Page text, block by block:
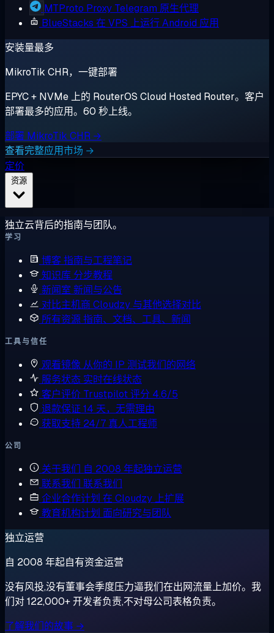
MTProto Proxy Telegram 原生代理
BlueStacks 在 VPS 上运行 Android 应用
安装量最多
MikroTik CHR，一键部署
EPYC + NVMe 上的 RouterOS Cloud Hosted Router。客户
部署最多的应用。60 秒上线。
部署 MikroTik CHR →
查看完整应用市场 →
定价
独立云背后的指南与团队。
学习
博客指南与工程笔记
知识库 分步教程
新闻室 新闻与公告
对比主机商 Cloudzy 与其他选择对比
所有资源指南、文档、工具、新闻
工具与信任
观看镜像 从你的 IP 测试我们的网络
服务状态 实时在线状态
客户评价 Trustpilot 评分 4.6/5
退款保证 14 天，无需理由
获取支持 24/7 真人工程师
公司
关于我们 自 2008 年起独立运营
联系我们 联系我们
企业合作计划 在 Cloudzy 上扩展
教育机构计划 面向研究与团队
独立运营
自 2008 年起自有资金运营
没有风投,没有董事会季度压力逼我们在出网流量上加价。我
们对 122,000+ 开发者负责,不对母公司表格负责。
了解我们的故事 →